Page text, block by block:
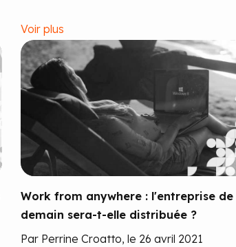
Voir plus
Work from anywhere : l'entreprise de
demain sera-t-elle distribuée ?
Par Perrine Croatto, le 26 avril 2021